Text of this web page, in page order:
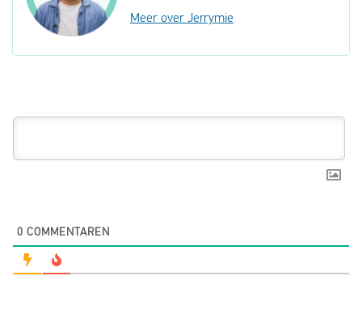
Meer over Jerrymie
0 COMMENTAREN